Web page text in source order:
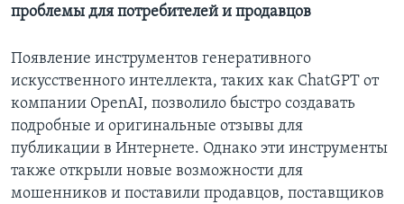
проблемы для потребителей и продавцов
Появление инструментов генеративного
искусственного интеллекта, таких как ChatGPT от
компании OpenAI, позволило быстро создавать
подробные и оригинальные отзывы для
публикации в Интернете. Однако эти инструменты
также открыли новые возможности для
мошенников и поставили продавцов, поставщиков